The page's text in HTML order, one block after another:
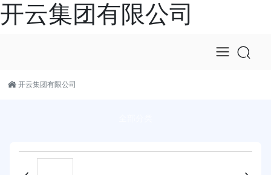
开云集团有限公司
开云集团有限公司